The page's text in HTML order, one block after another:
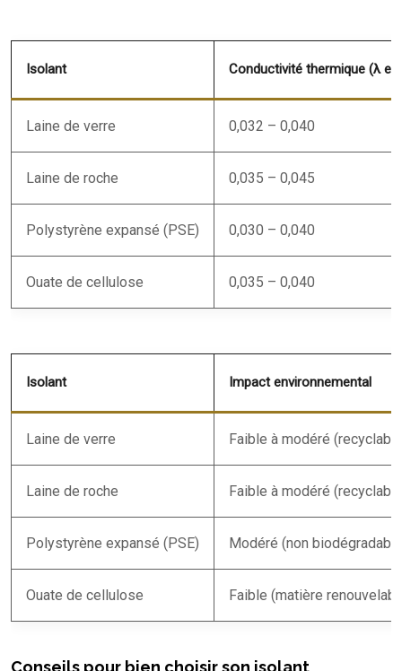
Isolant Conductivité thermique (λ en
Laine de verre 0,032 – 0,040
Laine de roche 0,035 – 0,045
Polystyrène expansé (PSE) 0,030 – 0,040
Ouate de cellulose 0,035 – 0,040
Isolant Impact environnemental
Laine de verre Faible à modéré
Laine de roche Faible à modéré
Polystyrène expansé (PSE) Modéré (non
Ouate de cellulose Faible (matière
Conseils pour bien choisir son isolant